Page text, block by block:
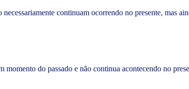
continuam ocorrendo no presente, mas
momento do passado e não continua acontecendo no